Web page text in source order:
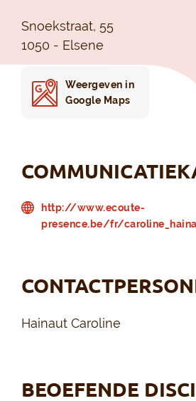
Snoekstraat, 55
1050 - Elsene
Weergeven in
Google Maps
http://www.ecoute-
presence.be/fr/
Hainaut Caroline
BEOEFENDE